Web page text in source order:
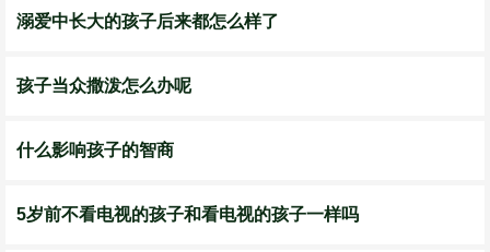
溺爱中长大的孩子后来都怎么样了
孩子当众撒泼怎么办呢
什么影响孩子的智商
5岁前不看电视的孩子和看电视的孩子一样吗